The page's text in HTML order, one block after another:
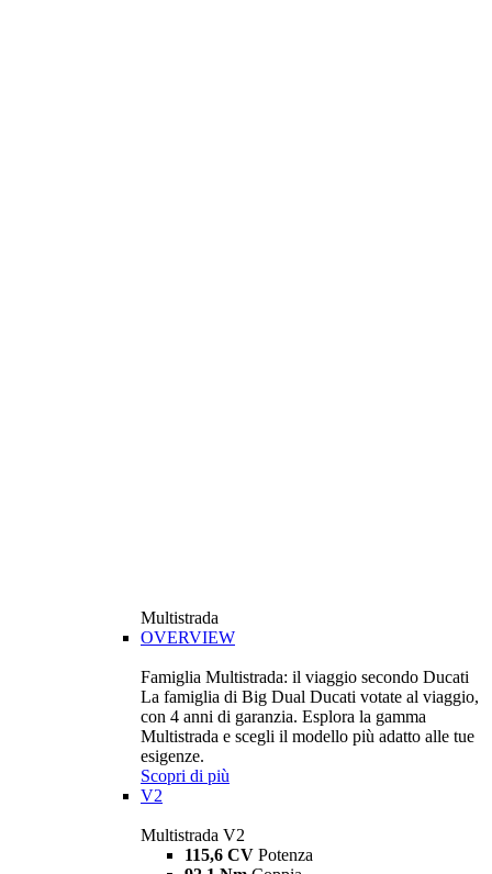
Multistrada
OVERVIEW
Famiglia Multistrada: il viaggio secondo Ducati
La famiglia di Big Dual Ducati votate al viaggio,
con 4 anni di garanzia. Esplora la gamma
Multistrada e scegli il modello più adatto alle tue
esigenze.
Scopri di più
V2
Multistrada V2
115,6 CV Potenza